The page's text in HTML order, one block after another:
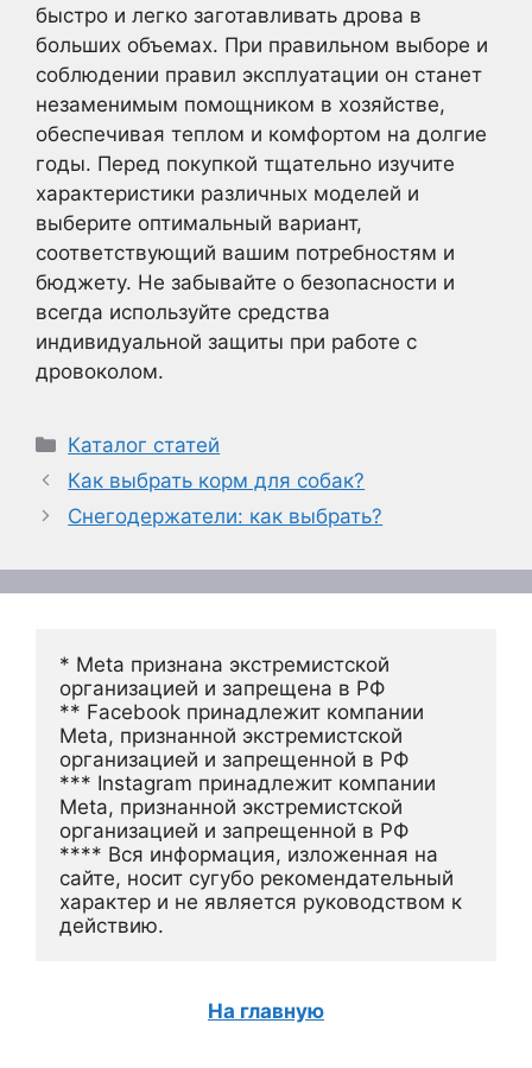
быстро и легко заготавливать дрова в
больших объемах. При правильном выборе и
соблюдении правил эксплуатации он станет
незаменимым помощником в хозяйстве,
обеспечивая теплом и комфортом на долгие
годы. Перед покупкой тщательно изучите
характеристики различных моделей и
выберите оптимальный вариант,
соответствующий вашим потребностям и
бюджету. Не забывайте о безопасности и
всегда используйте средства
индивидуальной защиты при работе с
дровоколом.
Рубрики
Каталог статей
Как выбрать корм для собак?
Снегодержатели: как выбрать?
* Meta признана экстремистской
организацией и запрещена в РФ
** Facebook принадлежит компании
Meta, признанной экстремистской
организацией и запрещенной в РФ
*** Instagram принадлежит компании
Meta, признанной экстремистской
организацией и запрещенной в РФ
**** Вся информация, изложенная на
сайте, носит сугубо рекомендательный
характер и не является руководством к
действию.
На главную